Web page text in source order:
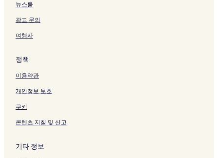
이
지
를
여
크
뉴스룸
광고 문의
여행사
정책
이용약관
개인정보 보호
쿠키
콘텐츠 지침 및 신고
기타 정보